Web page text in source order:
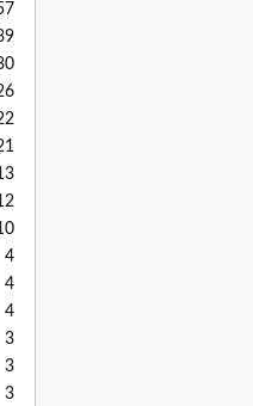
4
4
4
3
3
3